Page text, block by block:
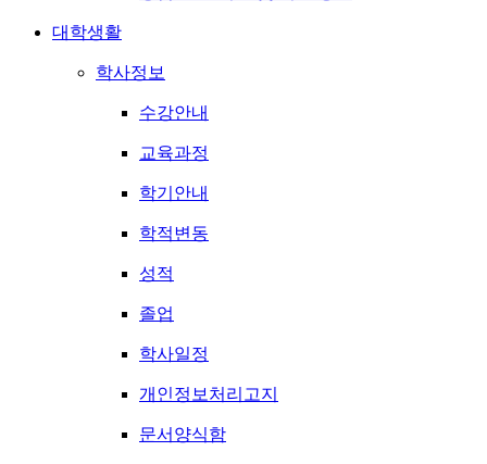
대학생활
학사정보
수강안내
교육과정
학기안내
학적변동
성적
졸업
학사일정
개인정보처리고지
문서양식함